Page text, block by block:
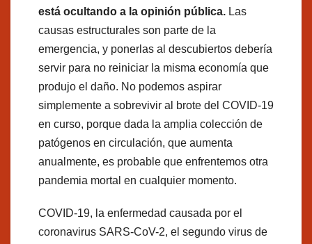
está ocultando a la opinión pública. Las
causas estructurales son parte de la
emergencia, y ponerlas al descubiertos debería
servir para no reiniciar la misma economía que
produjo el daño. No podemos aspirar
simplemente a sobrevivir al brote del COVID-19
en curso, porque dada la amplia colección de
patógenos en circulación, que aumenta
anualmente, es probable que enfrentemos otra
pandemia mortal en cualquier momento.
COVID-19, la enfermedad causada por el
coronavirus SARS-CoV-2, el segundo virus de